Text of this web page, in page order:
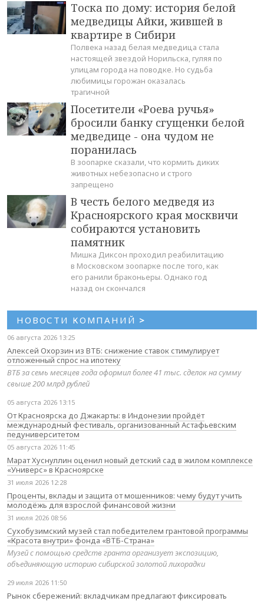
Тоска по дому: история белой
медведицы Айки, жившей в
квартире в Сибири
Полвека назад белая медведица стала
настоящей звездой Норильска, гуляя по
улицам города на поводке. Но судьба
любимицы горожан оказалась
трагичной
Посетители «Роева ручья»
бросили банку сгущенки белой
медведице - она чудом не
поранилась
В зоопарке сказали, что кормить диких
животных небезопасно и строго
запрещено
В честь белого медведя из
Красноярского края москвичи
собираются установить
памятник
Мишка Диксон проходил реабилитацию
в Московском зоопарке после того, как
его ранили браконьеры. Однако год
назад он скончался
НОВОСТИ КОМПАНИЙ >
06 августа 2026 13:25
Алексей Охорзин из ВТБ: снижение ставок стимулирует
отложенный спрос на ипотеку
ВТБ за семь месяцев года оформил более 41 тыс. сделок на сумму
свыше 200 млрд рублей
05 августа 2026 13:15
От Красноярска до Джакарты: в Индонезии пройдёт
международный фестиваль, организованный Астафьевским
педуниверситетом
05 августа 2026 11:45
Марат Хуснуллин оценил новый детский сад в жилом комплексе
«Универс» в Красноярске
31 июля 2026 12:28
Проценты, вклады и защита от мошенников: чему будут учить
молодёжь для взрослой финансовой жизни
31 июля 2026 08:56
Сухобузимский музей стал победителем грантовой программы
«Красота внутри» фонда «ВТБ-Страна»
Музей с помощью средств гранта организует экспозицию,
объединяющую историю сибирской золотой лихорадки
29 июля 2026 11:50
Рынок сбережений: вкладчикам предлагают фиксировать